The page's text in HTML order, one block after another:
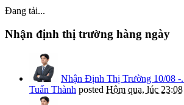
Đang tải...
Nhận định thị trường hàng ngày
Nhận Định Thị Trường 10/08 -
Tuấn Thành posted Hôm qua, lúc 23:08